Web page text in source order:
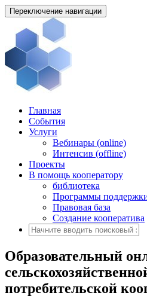
Переключение навигации
Главная
События
Услуги
Вебинары (online)
Интенсив (offline)
Проекты
В помощь кооператору
библиотека
Программы
Правовая база
Создание кооператива
Образовательный
потребительской